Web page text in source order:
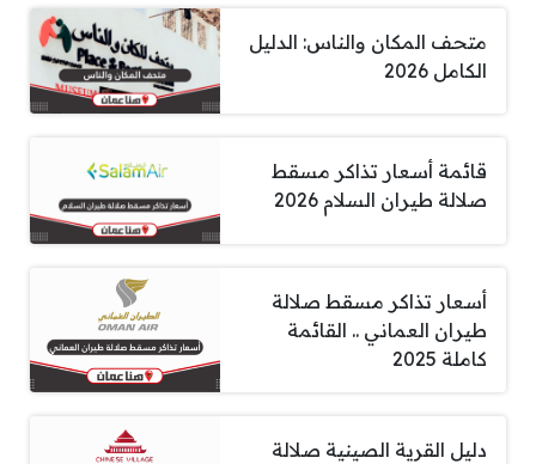
متحف المكان والناس: الدليل
الكامل 2026
قائمة أسعار تذاكر مسقط
صلالة طيران السلام 2026
أسعار تذاكر مسقط صلالة
طيران العماني .. القائمة
كاملة 2025
دليل القرية الصينية صلالة